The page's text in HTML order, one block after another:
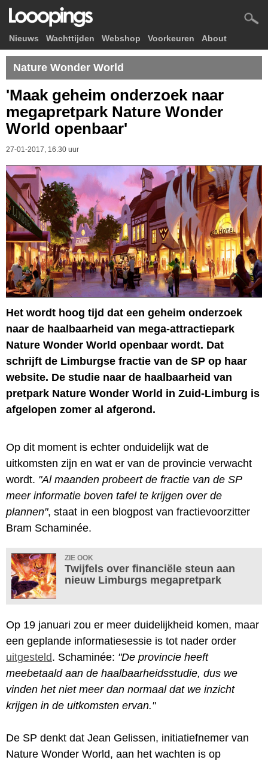
Nieuws Wachttijden Webshop Voorkeuren About
Nature Wonder World
'Maak geheim onderzoek naar
megapretpark Nature Wonder
World openbaar'
27-01-2017, 16.30 uur
Het wordt hoog tijd dat een geheim onderzoek
naar de haalbaarheid van mega-attractiepark
Nature Wonder World openbaar wordt. Dat
schrijft de Limburgse fractie van de SP op haar
website. De studie naar de haalbaarheid van
pretpark Nature Wonder World in Zuid-Limburg is
afgelopen zomer al afgerond.
Op dit moment is echter onduidelijk wat de
uitkomsten zijn en wat er van de provincie verwacht
wordt. "Al maanden probeert de fractie van de SP
meer informatie boven tafel te krijgen over de
plannen", staat in een blogpost van fractievoorzitter
Bram Schaminée.
ZIE OOK
Twijfels over financiële steun aan
nieuw Limburgs megapretpark
Op 19 januari zou er meer duidelijkheid komen, maar
een geplande informatiesessie is tot nader order
uitgesteld. Schaminée: "De provincie heeft
meebetaald aan de haalbaarheidsstudie, dus we
vinden het niet meer dan normaal dat we inzicht
krijgen in de uitkomsten ervan."
De SP denkt dat Jean Gelissen, initiatiefnemer van
Nature Wonder World, aan het wachten is op